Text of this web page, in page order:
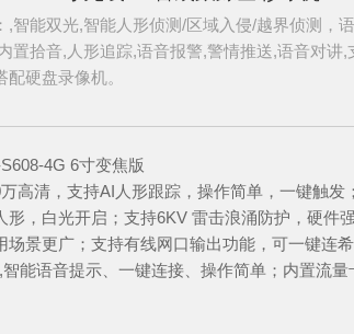
,智能双光,智能人形侦测/区域入侵/越界侦测，
置拾音,人形追踪,语音报警,警情推送,语音对讲,
配硬盘录像机。
4G 6寸变焦版
高清，支持AI人形跟踪，操作简单，一键触发
形，白光开启；支持6KV 雷击浪涌防护，硬件
场景更广；支持有线网口输出功能，可一键连
能语音提示、一键连接、操作简单；内置流